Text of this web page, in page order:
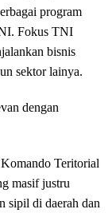
program
Fokus TNI
bisnis
sektor lainya.
dengan
Teritorial
masif justru
sipil di daerah dan